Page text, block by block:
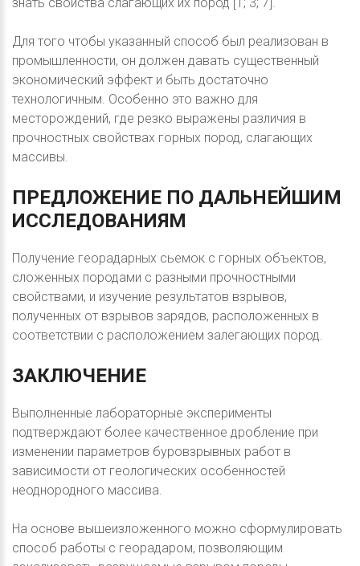
Для того чтобы указанный способ был реализован в
промышленности, он должен давать существенный
экономический эффект и быть достаточно
технологичным. Особенно это важно для
месторождений, где резко выражены различия в
прочностных свойствах горных пород, слагающих
массивы.
ПРЕДЛОЖЕНИЕ ПО ДАЛЬНЕЙШИМ
ИССЛЕДОВАНИЯМ
Получение георадарных сьемок с горных объектов,
сложенных породами с разными прочностными
свойствами, и изучение результатов взрывов,
полученных от взрывов зарядов, расположенных в
соответствии с расположением залегающих пород.
ЗАКЛЮЧЕНИЕ
Выполненные лабораторные эксперименты
подтверждают более качественное дробление при
изменении параметров буровзрывных работ в
зависимости от геологических особенностей
неоднородного массива.
На основе вышеизложенного можно сформулировать
способ работы с георадаром, позволяющим